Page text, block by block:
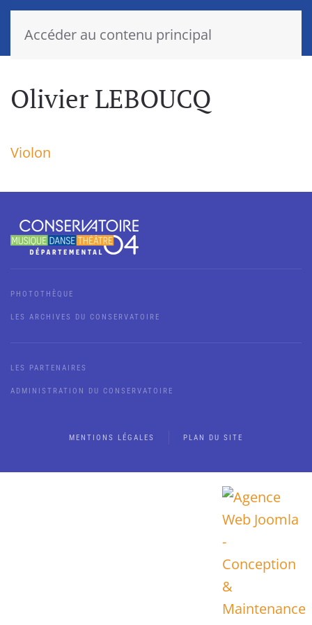
Accéder au contenu principal
Olivier LEBOUCQ
Violon
PHOTOTHÈQUE
LES ARCHIVES DU CONSERVATOIRE
LES PARTENAIRES
ADMINISTRATION DU CONSERVATOIRE
MENTIONS LÉGALES PLAN DU SITE